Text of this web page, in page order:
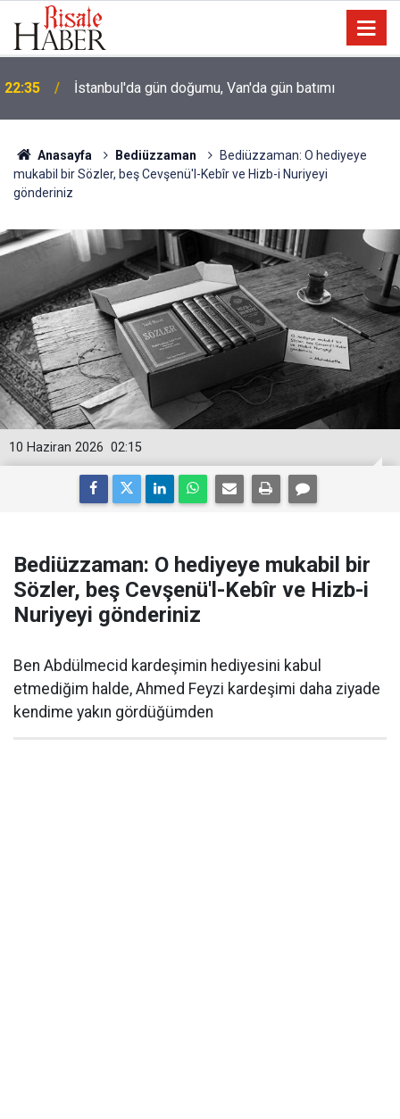
21:00
İmam Hatip öğrencisi: Hocamız Abdülmecid Nursi'yi
üstü çamurlu gördüğümde irkildim
Anasayfa Bediüzzaman
Bediüzzaman: O hediyeye
mukabil bir Sözler, beş Cevşenü'l-Kebîr ve Hizb-i Nuriyeyi
gönderiniz
02:15
10 Haziran 2026
Bediüzzaman: O hediyeye mukabil bir
Sözler, beş Cevşenü'l-Kebîr ve Hizb-i
Nuriyeyi gönderiniz
Ben Abdülmecid kardeşimin hediyesini kabul
etmediğim halde, Ahmed Feyzi kardeşimi daha ziyade
kendime yakın gördüğümden